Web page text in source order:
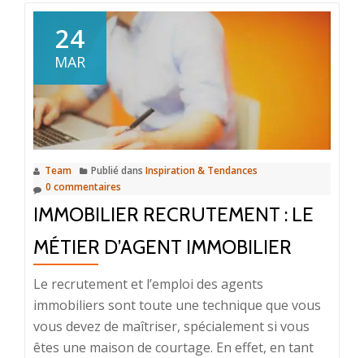
Sun
explique
photographier
votre
maison
pour
vente
24
MAR
Team Publié dans Inspiration & Tendances
0 commentaires
IMMOBILIER RECRUTEMENT : LE
MÉTIER D’AGENT IMMOBILIER
Le recrutement et l’emploi des agents
immobiliers sont toute une technique que vous
vous devez de maîtriser, spécialement si vous
êtes une maison de courtage. En effet, en tant